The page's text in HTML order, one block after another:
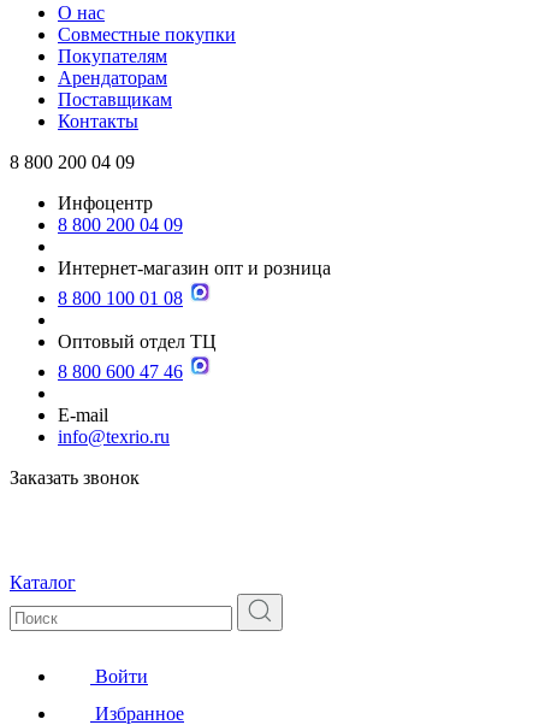
О нас
Совместные покупки
Покупателям
Арендаторам
Поставщикам
Контакты
8 800 200 04 09
Инфоцентр
8 800 200 04 09
Интернет-магазин опт и розница
8 800 100 01 08
Оптовый отдел ТЦ
8 800 600 47 46
E-mail
info@texrio.ru
Заказать звонок
Каталог
Войти
Избранное